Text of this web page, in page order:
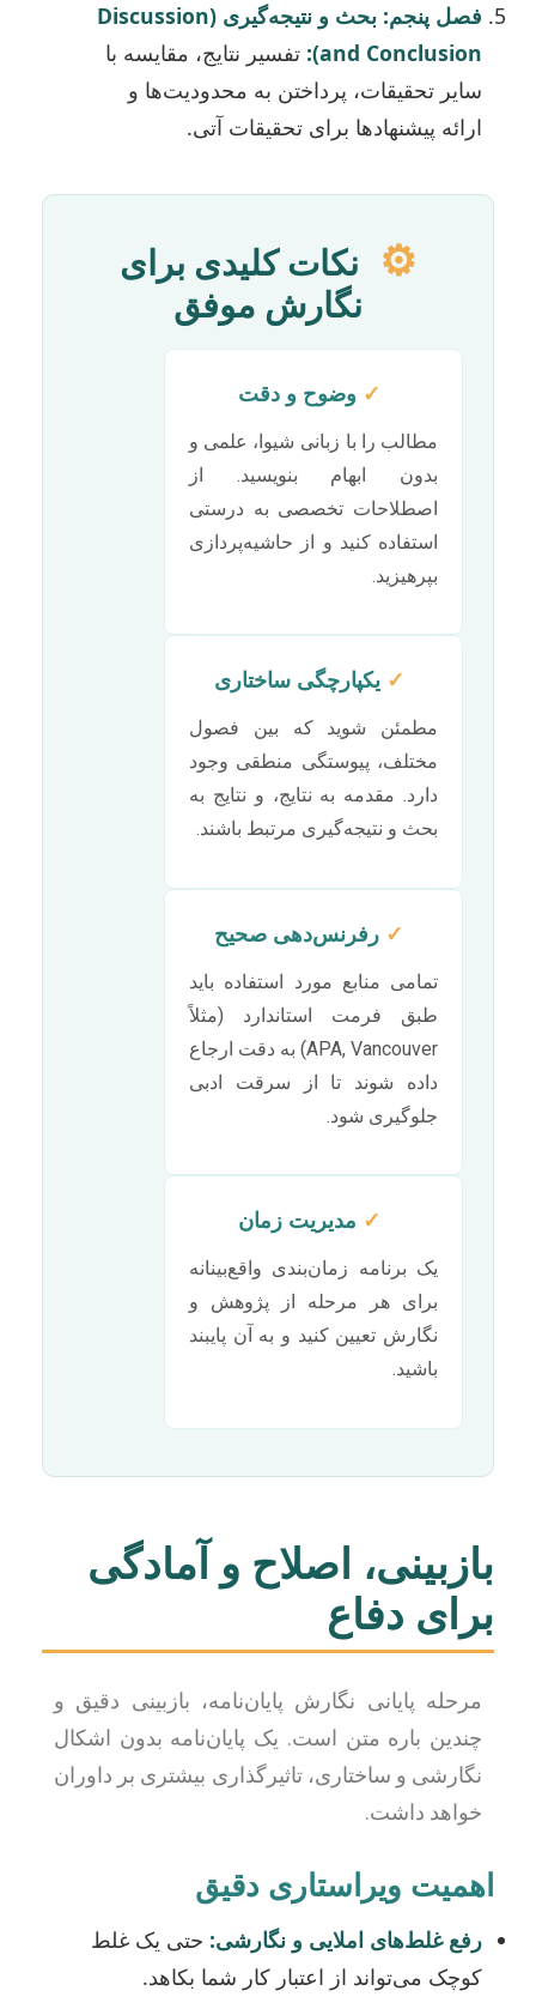
فصل پنجم: بحث و نتیجه‌گیری (Discussion
and Conclusion):
تفسیر نتایج، مقایسه با
سایر تحقیقات، پرداختن به محدودیت‌ها و
ارائه پیشنهادها برای تحقیقات آتی.
⚙ نکات کلیدی برای
نگارش موفق
✓ وضوح و دقت
مطالب را با زبانی شیوا، علمی و
بدون ابهام بنویسید. از
اصطلاحات تخصصی به درستی
استفاده کنید و از حاشیه‌پردازی
بپرهیزید.
✓ یکپارچگی ساختاری
مطمئن شوید که بین فصول
مختلف، پیوستگی منطقی وجود
دارد. مقدمه به نتایج، و نتایج به
بحث و نتیجه‌گیری مرتبط باشند.
✓ رفرنس‌دهی صحیح
تمامی منابع مورد استفاده باید
طبق فرمت استاندارد (مثلاً
APA, Vancouver) به دقت ارجاع
داده شوند تا از سرقت ادبی
جلوگیری شود.
✓ مدیریت زمان
یک برنامه زمان‌بندی واقع‌بینانه
برای هر مرحله از پژوهش و
نگارش تعیین کنید و به آن پایبند
باشید.
بازبینی، اصلاح و آمادگی
برای دفاع
مرحله پایانی نگارش پایان‌نامه، بازبینی دقیق و
چندین باره متن است. یک پایان‌نامه بدون اشکال
نگارشی و ساختاری، تاثیرگذاری بیشتری بر داوران
خواهد داشت.
اهمیت ویراستاری دقیق
رفع غلط‌های املایی و نگارشی: حتی یک غلط
کوچک می‌تواند از اعتبار کار شما بکاهد.